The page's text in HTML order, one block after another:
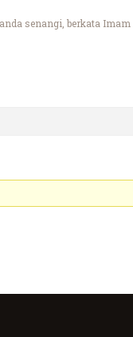
senangi, berkata Imam